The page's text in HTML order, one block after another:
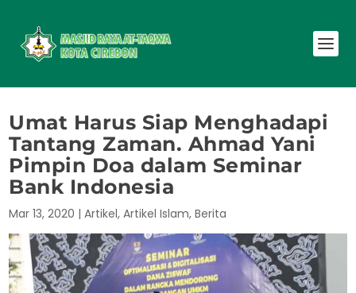
Umat Harus Siap Menghadapi
Tantang Zaman. Ahmad Yani
Pimpin Doa dalam Seminar
Bank Indonesia
Mar 13, 2020 |Artikel,Artikel Islam,Berita